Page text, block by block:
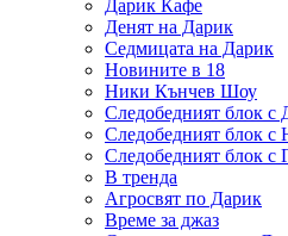
Дарик Кафе
Денят на Дарик
Седмицата на Дарик
Новините в 18
Ники Кънчев Шоу
Следобедният блок с
Следобедният блок с
Следобедният блок с
В тренда
Агросвят по Дарик
Време за джаз